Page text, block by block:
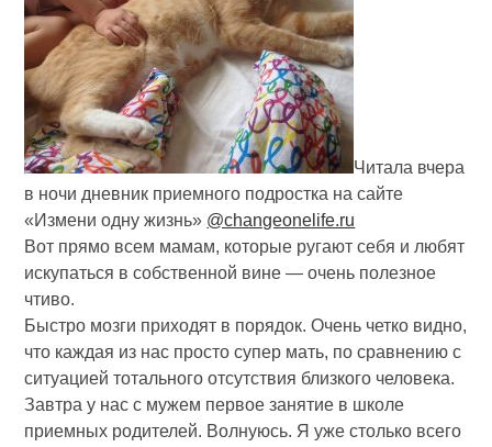
Читала вчера
в ночи дневник приемного подростка на сайте
«Измени одну жизнь» @changeonelife.ru
Вот прямо всем мамам, которые ругают себя и любят
искупаться в собственной вине — очень полезное
чтиво.
Быстро мозги приходят в порядок. Очень четко видно,
что каждая из нас просто супер мать, по сравнению с
ситуацией тотального отсутствия близкого человека.
Завтра у нас с мужем первое занятие в школе
приемных родителей. Волнуюсь. Я уже столько всего